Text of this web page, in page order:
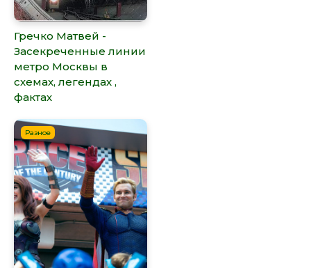
Гречко Матвей -
Засекреченные линии
метро Москвы в
схемах, легендах ,
фактах
Разное